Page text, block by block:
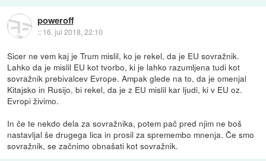
poweroff
:: 16. jul 2018, 22:10
Sicer ne vem kaj je Trum mislil, ko je rekel, da je EU sovražnik.
Lahko da je mislil EU kot tvorbo, ki je lahko razumljena tudi kot
sovražnik prebivalcev Evrope. Ampak glede na to, da je omenjal
Kitajsko in Rusijo, bi rekel, da je z EU mislil kar ljudi, ki v EU oz.
Evropi živimo.
In če te nekdo dela za sovražnika, potem pač pred njim ne boš
nastavljal še drugega lica in prosil za spremembo mnenja. Če smo
sovražnik, se začnimo obnašati kot sovražnik.